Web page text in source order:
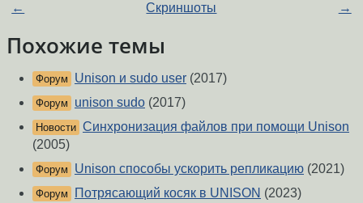
← Скриншоты →
Похожие темы
Форум Unison и sudo user (2017)
Форум unison sudo (2017)
Новости Синхронизация файлов при помощи Unison
(2005)
Форум Unison способы ускорить репликацию (2021)
Форум Потрясающий косяк в UNISON (2023)